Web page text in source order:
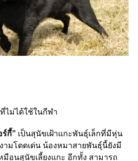
ไม่ได้ใช้ในกีฬา
กี้” เป็นสุนัขเฝ้าแกะพันธุ์เล็กที่มีหุ่น
ามโดดเด่น น้องหมาสายพันธุ์นี้ยังมี
มือนสุนัขเลี้ยงแกะ อีกทั้ง สามารถ